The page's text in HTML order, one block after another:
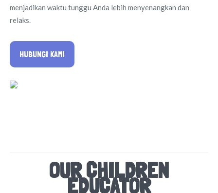
menjadikan waktu tunggu Anda lebih menyenangkan dan
relaks.
HUBUNGI KAMI
OUR CHILDREN
EDUCATOR